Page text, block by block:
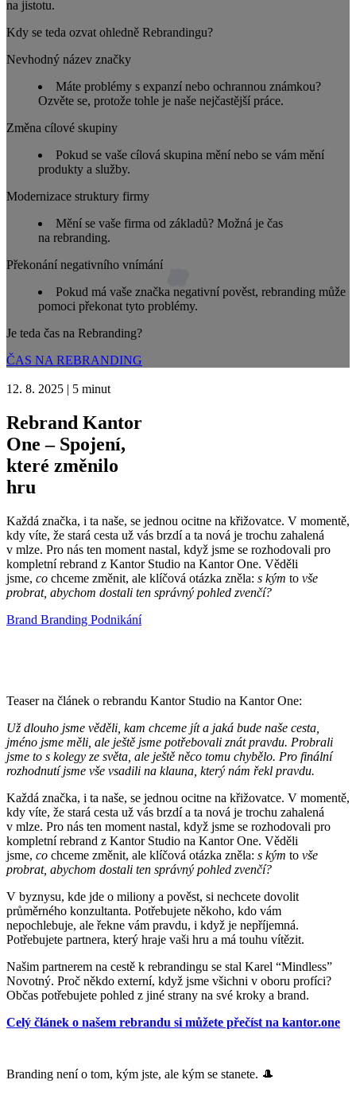
na jistotu.
Kdy se teda ozvat ohledně Rebrandingu?
Nevhodný název značky
Máte problémy s expanzí nebo ochrannou známkou?
Ozvěte se, protože tohle je naše nejčastější práce.
Změna cílové skupiny
Pokud se vaše cílová skupina mění nebo se vám mění
produkty a služby.
Modernizace struktury firmy
Mění se vaše firma od základů? Možná je čas
na rebranding.
Překonání negativního vnímání
Pokud má vaše značka negativní pověst, rebranding může
pomoci překonat tyto problémy.
Je teda čas na Rebranding?
ČAS NA REBRANDING
12. 8. 2025 | 5 minut
Rebrand Kantor
One – Spojení,
které změnilo
hru
Každá značka, i ta naše, se jednou ocitne na křižovatce. V momentě,
kdy víte, že stará cesta už vás brzdí a ta nová je trochu zahalená
v mlze. Pro nás ten moment nastal, když jsme se rozhodovali pro
kompletní rebrand z Kantor Studio na Kantor One. Věděli
jsme, co chceme změnit, ale klíčová otázka zněla: s kým to vše
probrat, abychom dostali ten správný pohled zvenčí?
Brand Branding Podnikání
Teaser na článek o rebrandu Kantor Studio na Kantor One:
Už dlouho jsme věděli, kam chceme jít a jaká bude naše cesta,
jméno jsme měli, ale ještě jsme potřebovali znát pravdu. Probrali
jsme to s kolegy ze světa, ale ještě něco tomu chybělo. Pro finální
rozhodnutí jsme vše vsadili na klauna, který nám řekl pravdu.
Každá značka, i ta naše, se jednou ocitne na křižovatce. V momentě,
kdy víte, že stará cesta už vás brzdí a ta nová je trochu zahalená
v mlze. Pro nás ten moment nastal, když jsme se rozhodovali pro
kompletní rebrand z Kantor Studio na Kantor One. Věděli
jsme, co chceme změnit, ale klíčová otázka zněla: s kým to vše
probrat, abychom dostali ten správný pohled zvenčí?
V byznysu, kde jde o miliony a pověst, si nechcete dovolit
průměrného konzultanta. Potřebujete někoho, kdo vám
nepochlebuje, ale řekne vám pravdu, i když je nepříjemná.
Potřebujete partnera, který hraje vaši hru a má touhu vítězit.
Našim partnerem na cestě k rebrandingu se stal Karel “Mindless”
Novotný. Proč někdo externí, když jsme všichni v oboru profíci?
Občas potřebujete pohled z jiné strany na své kroky a brand.
Celý článek o našem rebrandu si můžete přečíst na kantor.one
Branding není o tom, kým jste, ale kým se stanete. 🎩